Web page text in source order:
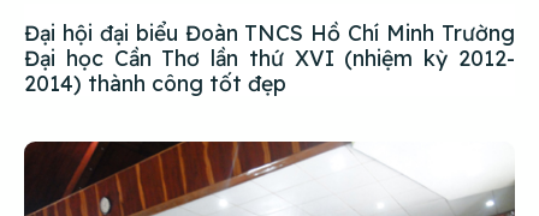
Đại hội đại biểu Đoàn TNCS Hồ Chí Minh Trường
Đại học Cần Thơ lần thứ XVI (nhiệm kỳ 2012-
2014) thành công tốt đẹp